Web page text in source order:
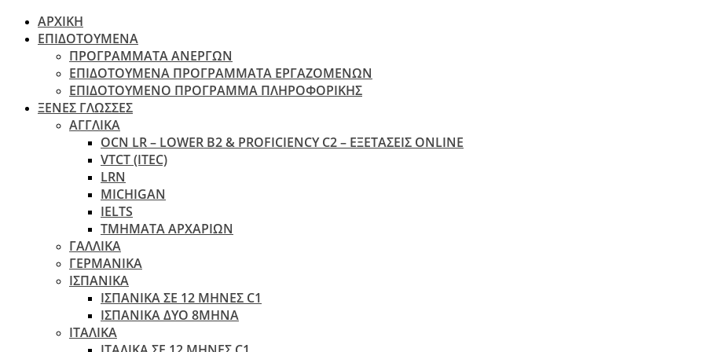
ΑΡΧΙΚΗ
ΕΠΙΔΟΤΟΥΜΕΝΑ
ΠΡΟΓΡΑΜΜΑΤΑ ΑΝΕΡΓΩΝ
ΕΠΙΔΟΤΟΥΜΕΝΑ ΠΡΟΓΡΑΜΜΑΤΑ ΕΡΓΑΖΟΜΕΝΩΝ
ΕΠΙΔΟΤΟΥΜΕΝΟ ΠΡΟΓΡΑΜΜΑ ΠΛΗΡΟΦΟΡΙΚΗΣ
ΞΕΝΕΣ ΓΛΩΣΣΕΣ
ΑΓΓΛΙΚΑ
OCN LR – LOWER B2 & PROFICIENCY C2 – ΕΞΕΤΆΣΕΙΣ ONLINE
VTCT (ITEC)
LRN
MICHIGAN
IELTS
ΤΜΗΜΑΤΑ ΑΡΧΑΡΙΩΝ
ΓΑΛΛΙΚΑ
ΓΕΡΜΑΝΙΚΑ
ΙΣΠΑΝΙΚΑ
ΙΣΠΑΝΙΚΑ ΣΕ 12 ΜΗΝΕΣ C1
ΙΣΠΑΝΙΚΑ ΔΥΟ 8ΜΗΝΑ
ΙΤΑΛΙΚΑ